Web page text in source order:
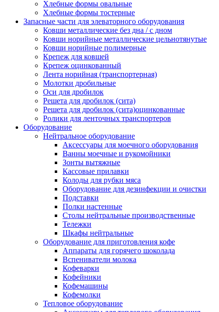
Хлебные формы овальные
Хлебные формы тостерные
Запасные части для элеваторного оборудования
Ковши металлические без дна / с дном
Ковши норийные металлические цельнотянутые
Ковши норийные полимерные
Крепеж для ковшей
Крепеж оцинкованный
Лента норийная (транспортерная)
Молотки дробильные
Оси для дробилок
Решета для дробилок (сита)
Решета для дробилок (сита)оцинкованные
Ролики для ленточных транспортеров
Оборудование
Нейтральное оборудование
Аксессуары для моечного оборудования
Ванны моечные и рукомойники
Зонты вытяжные
Кассовые прилавки
Колоды для рубки мяса
Оборудование для дезинфекции и очистки
Подставки
Полки настенные
Столы нейтральные производственные
Тележки
Шкафы нейтральные
Оборудование для приготовления кофе
Аппараты для горячего шоколада
Вспениватели молока
Кофеварки
Кофейники
Кофемашины
Кофемолки
Тепловое оборудование